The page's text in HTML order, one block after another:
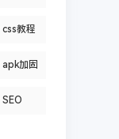
css教程
apk加固
SEO